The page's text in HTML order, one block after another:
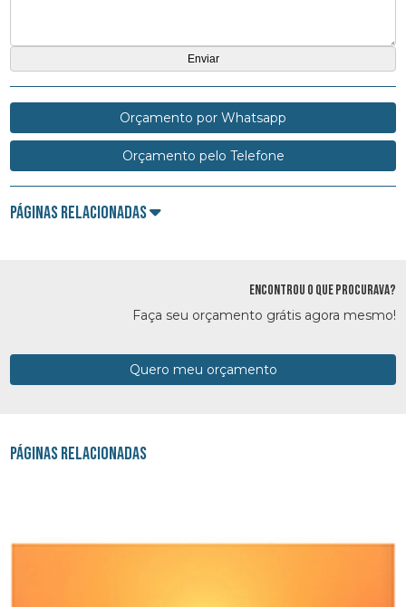
Orçamento por Whatsapp
Orçamento pelo Telefone
Páginas Relacionadas
ENCONTROU O QUE PROCURAVA?
Faça seu orçamento grátis agora mesmo!
Quero meu orçamento
Páginas Relacionadas